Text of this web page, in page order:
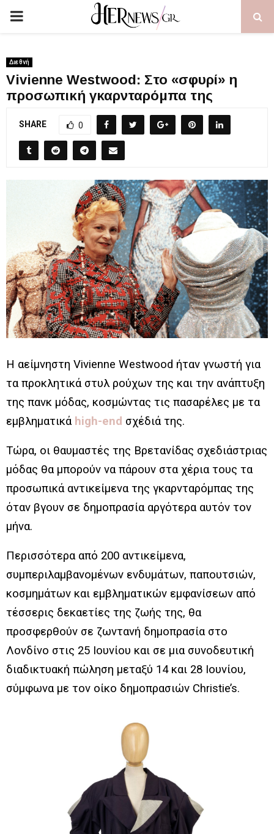
PRIMARY
Διεθνή
Vivienne Westwood: Στο «σφυρί» η
προσωπική γκαρνταρόμπα της
SHARE 0
Η αείμνηστη Vivienne Westwood ήταν γνωστή για
τα προκλητικά στυλ ρούχων της και την ανάπτυξη
της πανκ μόδας, κοσμώντας τις πασαρέλες με τα
εμβληματικά high-end σχέδιά της.
Τώρα, οι θαυμαστές της Βρετανίδας σχεδιάστριας
μόδας θα μπορούν να πάρουν στα χέρια τους τα
προσωπικά αντικείμενα της γκαρνταρόμπας της
όταν βγουν σε δημοπρασία αργότερα αυτόν τον
μήνα.
Περισσότερα από 200 αντικείμενα,
συμπεριλαμβανομένων ενδυμάτων, παπουτσιών,
κοσμημάτων και εμβληματικών εμφανίσεων από
τέσσερις δεκαετίες της ζωής της, θα
προσφερθούν σε ζωντανή δημοπρασία στο
Λονδίνο στις 25 Ιουνίου και σε μια συνοδευτική
διαδικτυακή πώληση μεταξύ 14 και 28 Ιουνίου,
σύμφωνα με τον οίκο δημοπρασιών Christie’s.